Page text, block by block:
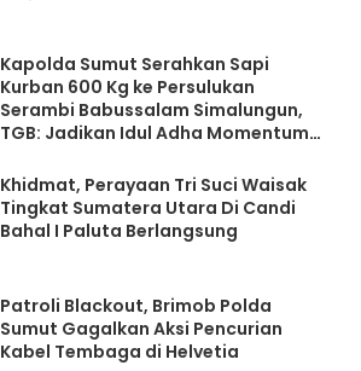
Kapolda Sumut Serahkan Sapi
Kurban 600 Kg ke Persulukan
Serambi Babussalam Simalungun,
TGB: Jadikan Idul Adha Momentum
Khidmat, Perayaan Tri Suci Waisak
Tingkat Sumatera Utara Di Candi
Bahal I Paluta Berlangsung
Patroli Blackout, Brimob Polda
Sumut Gagalkan Aksi Pencurian
Kabel Tembaga di Helvetia